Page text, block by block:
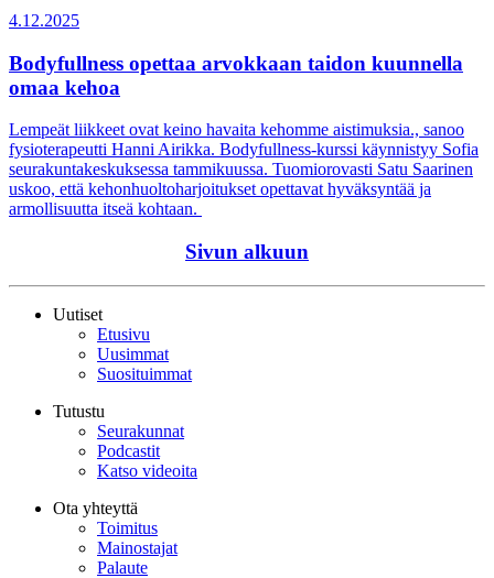
4.12.2025
Bodyfullness opettaa arvokkaan taidon kuunnella
omaa kehoa
Lempeät liikkeet ovat keino havaita kehomme aistimuksia., sanoo
fysioterapeutti Hanni Airikka. Bodyfullness-kurssi käynnistyy Sofia
seurakuntakeskuksessa tammikuussa. Tuomiorovasti Satu Saarinen
uskoo, että kehonhuoltoharjoitukset opettavat hyväksyntää ja
armollisuutta itseä kohtaan.
Sivun alkuun
Uutiset
Etusivu
Uusimmat
Suosituimmat
Tutustu
Seurakunnat
Podcastit
Katso videoita
Ota yhteyttä
Toimitus
Mainostajat
Palaute